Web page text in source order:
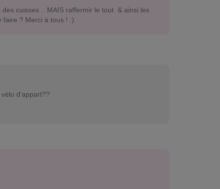
cuisses .. MAIS raffermir le tout & ainsi les
? Merci à tous ! :)
d'appart??